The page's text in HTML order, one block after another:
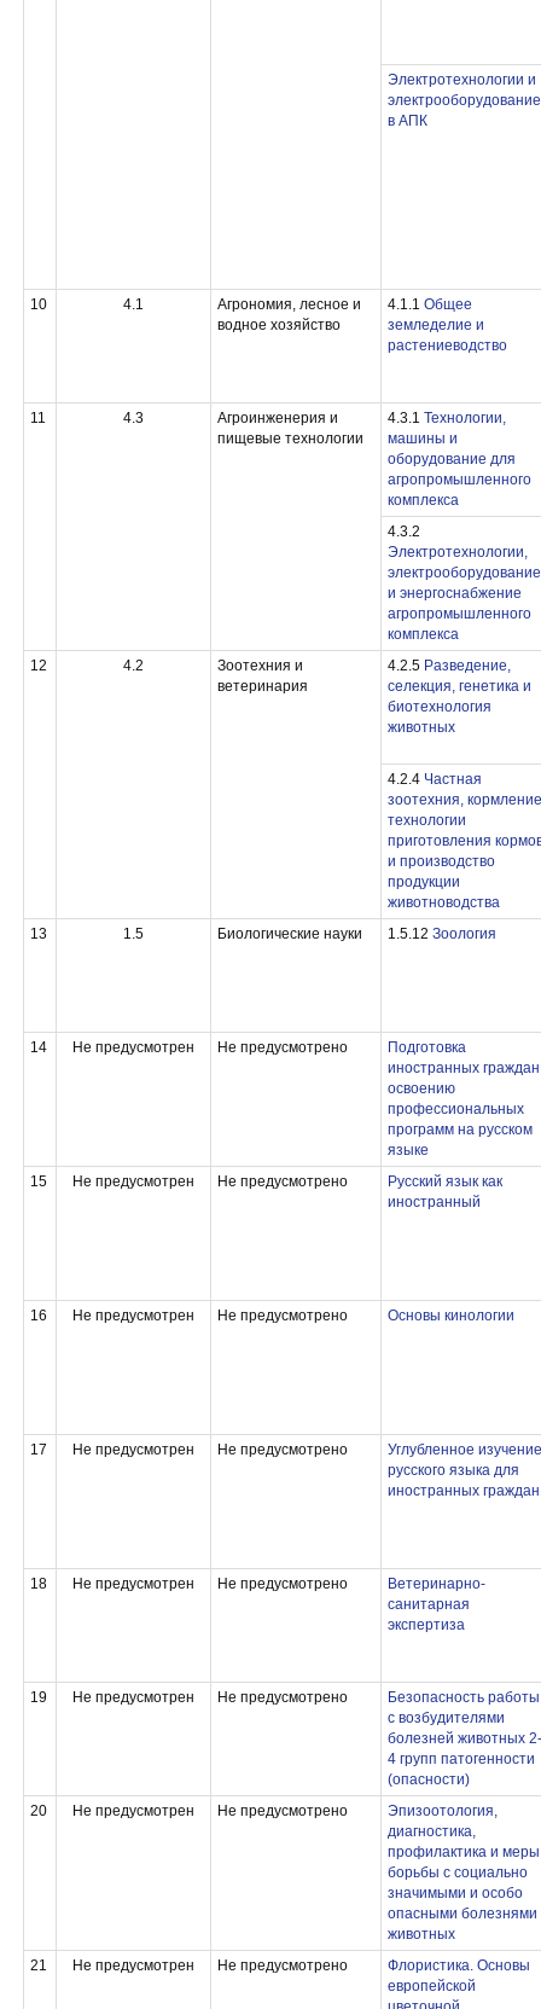
Электротехнологии и
электрооборудование
в АПК
10 4.1
Агрономия, лесное и
водное хозяйство
4.1.1 Общее
земледелие и
растениеводство
11 4.3
Агроинженерия и
пищевые технологии
4.3.1 Технологии,
машины и
оборудование для
агропромышленного
комплекса
4.3.2
Электротехнологии,
электрооборудование
и энергоснабжение
агропромышленного
комплекса
12
4.2
Зоотехния и
ветеринария
4.2.5 Разведение,
селекция, генетика и
биотехнология
животных
4.2.4 Частная
зоотехния,
технологии
приготовления
и производство
продукции
животноводства
13
1.5 Биологические науки 1.5.12 Зоология
14 Не предусмотрен Не предусмотрено
Подготовка
иностранных граждан
освоению
профессиональных
программ на русском
языке
15
Не предусмотрен Не предусмотрено
Русский язык как
иностранный
16 Не предусмотрен Не предусмотрено Основы кинологии
17 Не предусмотрен Не предусмотрено
Углубленное изучение
русского языка для
иностранных граждан
18 Не предусмотрен Не предусмотрено
Ветеринарно-
санитарная
экспертиза
19 Не предусмотрен Не предусмотрено
Безопасность работы
с возбудителями
болезней животных 2-
4 групп патогенности
(опасности)
20
Не предусмотрен Не предусмотрено
Эпизоотология,
диагностика,
профилактика и меры
борьбы с социально
значимыми и особо
опасными болезнями
животных
21
Не предусмотрен Не предусмотрено
Флористика. Основы
европейской